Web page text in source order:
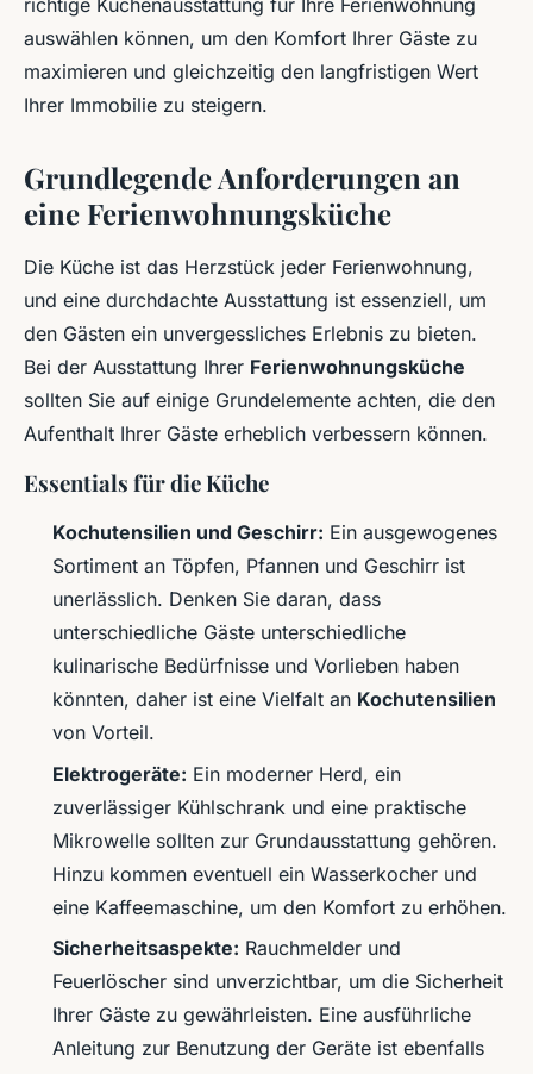
richtige Küchenausstattung für Ihre Ferienwohnung
auswählen können, um den Komfort Ihrer Gäste zu
maximieren und gleichzeitig den langfristigen Wert
Ihrer Immobilie zu steigern.
Grundlegende Anforderungen an
eine Ferienwohnungsküche
Die Küche ist das Herzstück jeder Ferienwohnung,
und eine durchdachte Ausstattung ist essenziell, um
den Gästen ein unvergessliches Erlebnis zu bieten.
Bei der Ausstattung Ihrer Ferienwohnungsküche
sollten Sie auf einige Grundelemente achten, die den
Aufenthalt Ihrer Gäste erheblich verbessern können.
Essentials für die Küche
Kochutensilien und Geschirr: Ein ausgewogenes
Sortiment an Töpfen, Pfannen und Geschirr ist
unerlässlich. Denken Sie daran, dass
unterschiedliche Gäste unterschiedliche
kulinarische Bedürfnisse und Vorlieben haben
könnten, daher ist eine Vielfalt an Kochutensilien
von Vorteil.
Elektrogeräte: Ein moderner Herd, ein
zuverlässiger Kühlschrank und eine praktische
Mikrowelle sollten zur Grundausstattung gehören.
Hinzu kommen eventuell ein Wasserkocher und
eine Kaffeemaschine, um den Komfort zu erhöhen.
Sicherheitsaspekte: Rauchmelder und
Feuerlöscher sind unverzichtbar, um die Sicherheit
Ihrer Gäste zu gewährleisten. Eine ausführliche
Anleitung zur Benutzung der Geräte ist ebenfalls